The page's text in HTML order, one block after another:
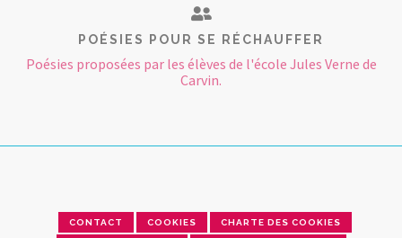
POÉSIES POUR SE RÉCHAUFFER
Poésies proposées par les élèves de l'école Jules Verne de
Carvin.
CONTACT COOKIES CHARTE DES COOKIES